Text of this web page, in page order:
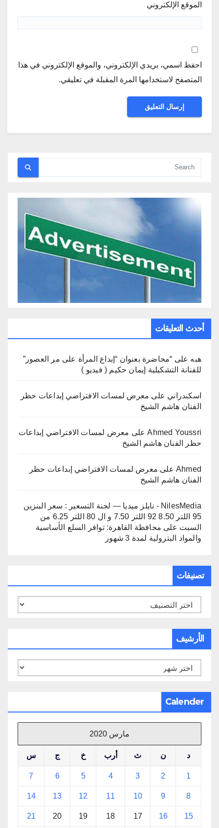
الموقع الإلكتروني
احفظ اسمي، بريدي الإلكتروني، والموقع الإلكتروني في هذا
المتصفح لاستخدامها المرة المقبلة في تعليقي.
أحدث التعليقات
هبه على “محاضرة بعنوان “إبداع المرأة على مر العصور”
للفنانة التشكيلية إيمان حكيم ( فيديو )
اسكندراني على معرض لمسات الافتراضي إبداعات حظر
الفنان هاشم الشيخ
Ahmed Youssriعلى معرض لمسات الافتراضي إبداعات
حظر الفنان هاشم الشيخ
Ahmed على معرض لمسات الافتراضي إبداعات حظر
الفنان هاشم الشيخ
NilesMedia - نايلز ميديا — لجنة التسعير : سعر البنزين
95 اللتر 8.50 92 اللتر 7.50 و ال 80 اللتر 6.25 من
السبت على محافظة القاهرة: توافر السلع الأساسية
والمواد البترولية لمدة 3 شهور
تصنيفات
تصنيفات
الأرشيف
الأرشيف
Calender
مارس 2020
د ن ث أرب خ ج س
1
2
3
4
5
6
7
8
9
10
11
12
13
14
15
16
17
18
19
20
21